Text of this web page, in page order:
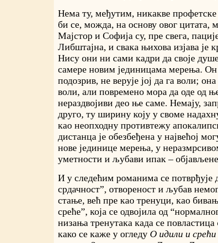
Нема ту, међутим, никакве
би се, можда, на основу овог цитата,
Мајстор и Софија су, пре свега,
Либштајна, и свака њихова изјава је
Нису они ни сами кадри да своје
самере новим јединицама мерења.
подозрив, не верује јој да га воли;
воли, али повремено мора да оде од
нераздвојиви део ње саме. Немају,
друго, ту ширину коју у своме
као неопходну противтежу
дистанца је обезбеђена у највећој
нове јединице мерења, у
уметности и љубави ипак –
И у следећим романима се потврђује
срдачност”, отвореност и љубав
стање, већ пре као тренуци, као
среће”, која се одвојила од
низања тренутака када се повластица
како се каже у огледу О идили и срећи